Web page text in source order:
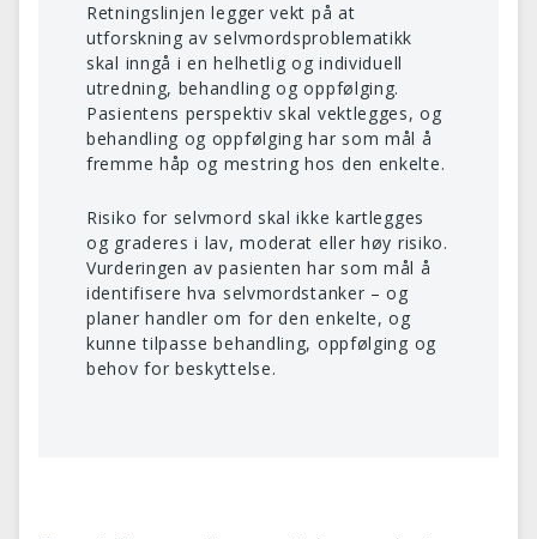
Retningslinjen legger vekt på at
utforskning av selvmordsproblematikk
skal inngå i en helhetlig og individuell
utredning, behandling og oppfølging.
Pasientens perspektiv skal vektlegges, og
behandling og oppfølging har som mål å
fremme håp og mestring hos den enkelte.
Risiko for selvmord skal ikke kartlegges
og graderes i lav, moderat eller høy risiko.
Vurderingen av pasienten har som mål å
identifisere hva selvmordstanker – og
planer handler om for den enkelte, og
kunne tilpasse behandling, oppfølging og
behov for beskyttelse.